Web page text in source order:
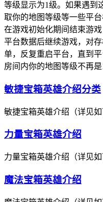
等级显示为1级。如果遇到
取你的地图等级等一些平
在游戏初始化期间结束游
平台数据后继续游戏，对
单，反复重启平台，直到
房间内你的地图等级不再是
敏捷宝箱英雄介绍分类
敏捷宝箱英雄介绍（详见如
力量宝箱英雄介绍
力量宝箱英雄介绍（详见如
魔法宝箱英雄介绍